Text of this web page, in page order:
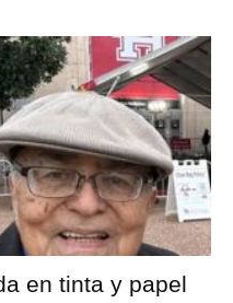
en tinta y papel